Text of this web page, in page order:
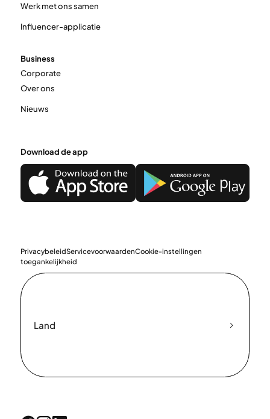
Werk met ons samen
Influencer-applicatie
Business
Corporate
Over ons
Nieuws
Download de app
PrivacybeleidServicevoorwaardenCookie-instellingen
toegankelijkheid
Land